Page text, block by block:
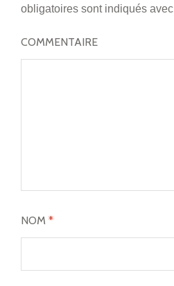
obligatoires sont indiqués avec
COMMENTAIRE
NOM *